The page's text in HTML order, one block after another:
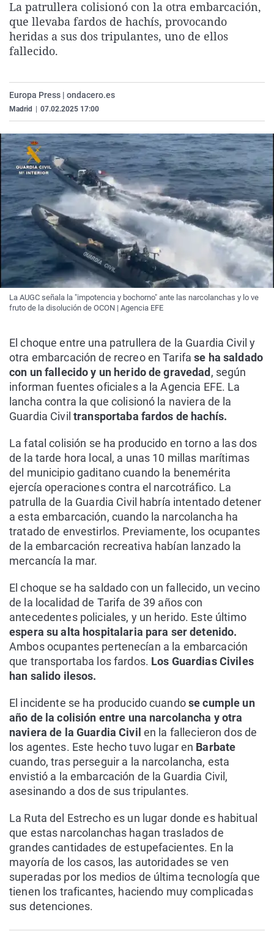
La rosa de los vientos
Gente viajera
Caso
Retornados
Extremadura
Galicia
Virales
Televisión
La patrullera colisionó con la otra embarcación,
que llevaba fardos de hachís, provocando
heridas a sus dos tripulantes, uno de ellos
fallecido.
Europa Press | ondacero.es
Madrid 07.02.2025 17:00
La AUGC señala la "impotencia y bochorno" ante las narcolanchas y lo ve
fruto de la disolución de OCON | Agencia EFE
El choque entre una patrullera de la Guardia Civil y
otra embarcación de recreo en Tarifase ha saldado
con un fallecido y un herido de gravedad , según
informan fuentes oficiales a la Agencia EFE. La
lancha contra la que colisionó la naviera de la
Guardia Civil transportaba fardos de hachís.
La fatal colisión se ha producido en torno a las dos
de la tarde hora local, a unas 10 millas marítimas
del municipio gaditano cuando la benemérita
ejercía operaciones contra el narcotráfico. La
patrulla de la Guardia Civil habría intentado detener
a esta embarcación, cuando la narcolancha ha
tratado de envestirlos. Previamente, los ocupantes
de la embarcación recreativa habían lanzado la
mercancía la mar.
El choque se ha saldado con un fallecido, un vecino
de la localidad de Tarifa de 39 años con
antecedentes policiales, y un herido. Este último
espera su alta hospitalaria para ser detenido.
Ambos ocupantes pertenecían a la embarcación
que transportaba los fardos. Los Guardias Civiles
han salido ilesos.
El incidente se ha producido cuandose cumple un
año de la colisión entre una narcolancha y otra
naviera de la Guardia Civil en la fallecieron dos de
los agentes. Este hecho tuvo lugar en Barbate
cuando, tras perseguir a la narcolancha, esta
envistió a la embarcación de la Guardia Civil,
asesinando a dos de sus tripulantes.
La Ruta del Estrecho es un lugar donde es habitual
que estas narcolanchas hagan traslados de
grandes cantidades de estupefacientes. En la
mayoría de los casos, las autoridades se ven
superadas por los medios de última tecnología que
tienen los traficantes, haciendo muy complicadas
sus detenciones.